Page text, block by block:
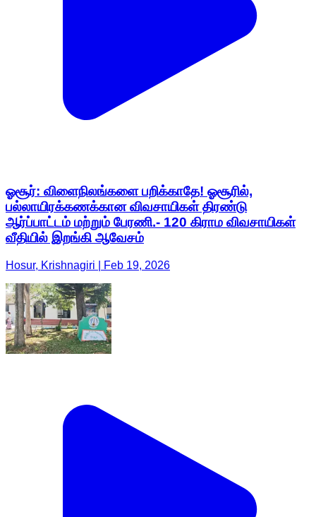
ஓசூர்: விளைநிலங்களை பறிக்காதே! ஓசூரில்,
பல்லாயிரக்கணக்கான விவசாயிகள் திரண்டு
ஆர்ப்பாட்டம் மற்றும் பேரணி.- 120 கிராம விவசாயிகள்
வீதியில் இறங்கி ஆவேசம்
Hosur, Krishnagiri | Feb 19, 2026